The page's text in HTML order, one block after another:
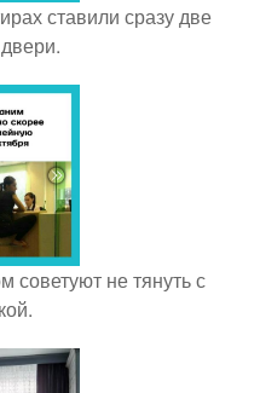
ставили сразу две
не тянуть с